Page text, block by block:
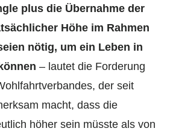
plus die Übernahme der
Höhe im Rahmen
nötig, um ein Leben in
– lautet die Forderung
der seit
macht, dass die
höher sein müsste als von